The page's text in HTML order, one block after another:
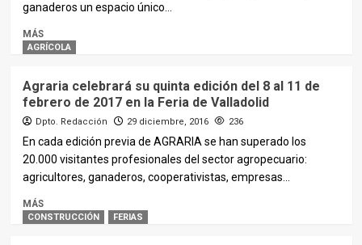
ganaderos un espacio único...
MÁS
AGRÍCOLA
Agraria celebrará su quinta edición del 8 al 11 de
febrero de 2017 en la Feria de Valladolid
Dpto. Redacción 29 diciembre, 2016 236
En cada edición previa de AGRARIA se han superado los
20.000 visitantes profesionales del sector agropecuario:
agricultores, ganaderos, cooperativistas, empresas...
MÁS
CONSTRUCCIÓN FERIAS